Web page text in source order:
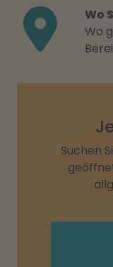
Wo
Wo
Suchen